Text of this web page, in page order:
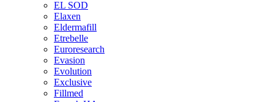
EL SOD
Elaxen
Eldermafill
Etrebelle
Euroresearch
Evasion
Evolution
Exclusive
Fillmed